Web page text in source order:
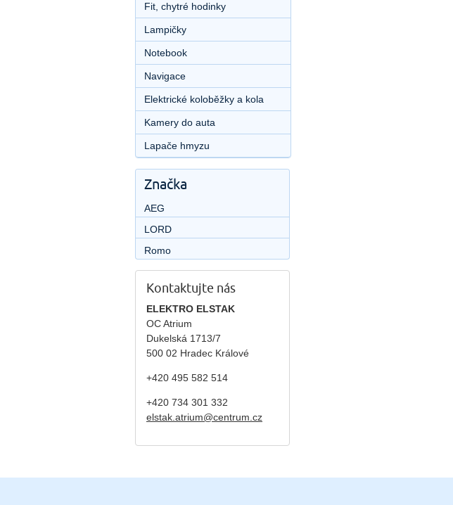
Fit, chytré hodinky
Lampičky
Notebook
Navigace
Elektrické koloběžky a kola
Kamery do auta
Lapače hmyzu
Značka
AEG
LORD
Romo
Kontaktujte nás
ELEKTRO ELSTAK
OC Atrium
Dukelská 1713/7
500 02 Hradec Králové
+420 495 582 514
+420 734 301 332
elstak.atrium@centrum.cz